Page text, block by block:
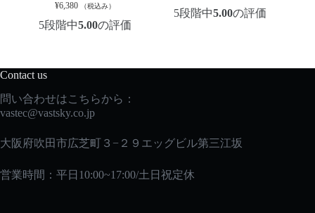
¥6,380 （税込み）
5段階中5.00の評価
5段階中5.00の評価
Contact us
問い合わせはこちらから：
vastec@vastsky.co.jp
大阪府吹田市広芝町３−２９エッグビル第三江坂
営業時間：平日10:00~17:00/土日祝定休